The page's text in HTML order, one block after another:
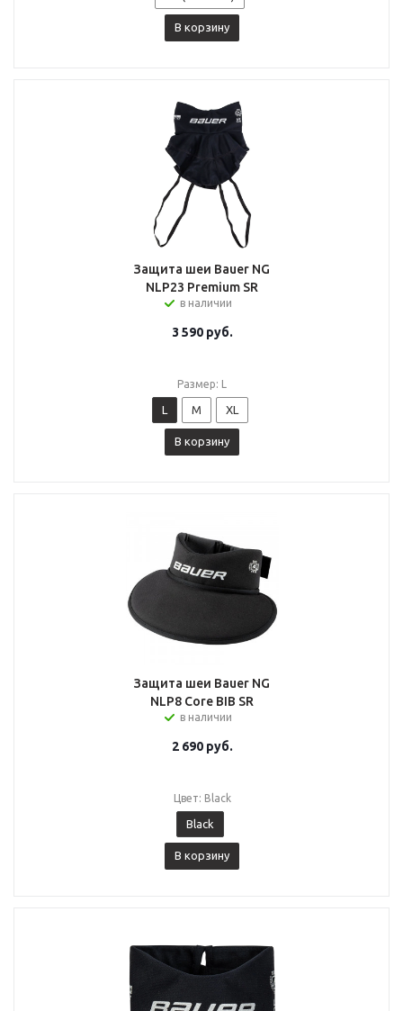
В корзину
Защита шеи Bauer NG
NLP23 Premium SR
в наличии
3 590руб.
Размер: L
L M XL
В корзину
Защита шеи Bauer NG
NLP8 Core BIB SR
в наличии
2 690руб.
Цвет: Black
Black
В корзину